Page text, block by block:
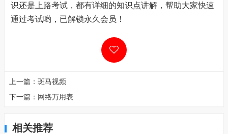
识还是上路考试，都有详细的知识点讲解，帮助大家快速
通过考试哟，已解锁永久会员！
上一篇： 斑马视频
下一篇： 网络万用表
相关推荐